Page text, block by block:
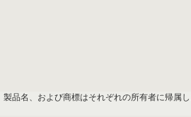
品名、および商標はそれぞれの所有者に帰属し